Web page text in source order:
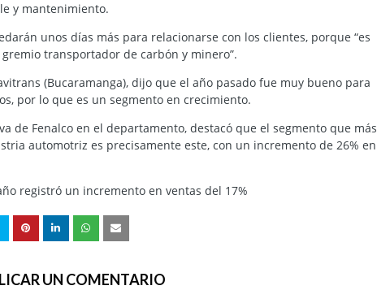
y mantenimiento.
unos días más para relacionarse con los clientes, porque “es
transportador de carbón y minero”.
(Bucaramanga), dijo que el año pasado fue muy bueno para
por lo que es un segmento en crecimiento.
de Fenalco en el departamento, destacó que el segmento que más
automotriz es precisamente este, con un incremento de 26% en
registró un incremento en ventas del 17%
UN COMENTARIO